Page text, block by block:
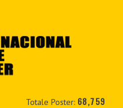
Totale Poster: 68,759